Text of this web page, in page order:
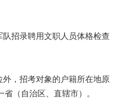
招录聘用文职人员体格检查
，招考对象的户籍所在地原
（自治区、直辖市）。